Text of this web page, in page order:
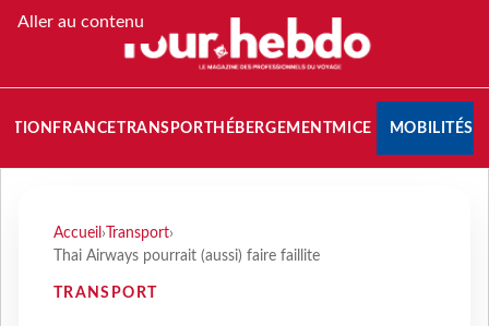
Aller au contenu
FRANCETRANSPORT HÉBERGEMENTMICE MOBILITÉS
Accueil › Transport›
Thai Airways pourrait (aussi) faire faillite
TRANSPORT